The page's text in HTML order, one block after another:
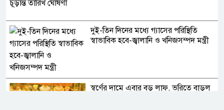
দুই-তিন দিনের মধ্যে গ্যাসের পরিস্থিতি
স্বাভাবিক হবে-জ্বালানি ও খনিজসম্পদ মন্ত্রী
স্বর্ণের দামে এবার বড় লাফ, ভরিতে বাড়ল